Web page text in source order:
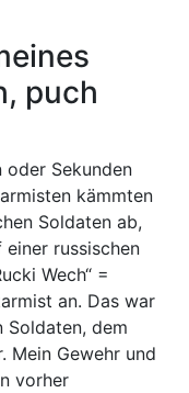
puch
oder Sekunden
kämmten
Soldaten ab,
russischen
Wech“ =
an. Das war
Soldaten, dem
Mein Gewehr und
vorher